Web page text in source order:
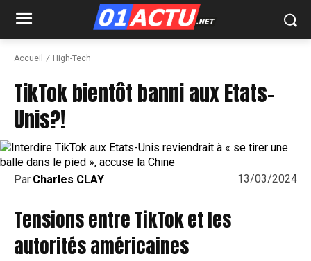
Accueil High-Tech
TikTok bientôt banni aux Etats-
Unis?!
13/03/2024
Par Charles CLAY
Tensions entre TikTok et les
autorités américaines